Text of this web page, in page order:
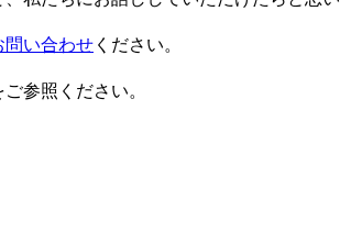
問い合わせ ください。
ご参照ください。